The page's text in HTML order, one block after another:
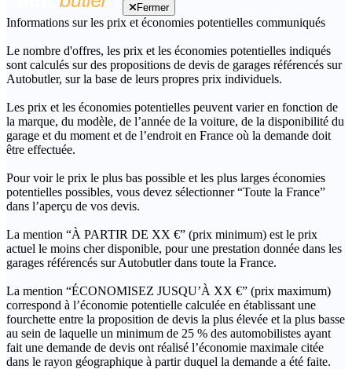
Fermer
Informations sur les prix et économies potentielles communiqués
Le nombre d'offres, les prix et les économies potentielles indiqués
sont calculés sur des propositions de devis de garages référencés sur
Autobutler, sur la base de leurs propres prix individuels.
Les prix et les économies potentielles peuvent varier en fonction de
la marque, du modèle, de l’année de la voiture, de la disponibilité du
garage et du moment et de l’endroit en France où la demande doit
être effectuée.
Pour voir le prix le plus bas possible et les plus larges économies
potentielles possibles, vous devez sélectionner “Toute la France”
dans l’aperçu de vos devis.
La mention “À PARTIR DE XX €” (prix minimum) est le prix
actuel le moins cher disponible, pour une prestation donnée dans les
garages référencés sur Autobutler dans toute la France.
La mention “ÉCONOMISEZ JUSQU’À XX €” (prix maximum)
correspond à l’économie potentielle calculée en établissant une
fourchette entre la proposition de devis la plus élevée et la plus basse
au sein de laquelle un minimum de 25 % des automobilistes ayant
fait une demande de devis ont réalisé l’économie maximale citée
dans le rayon géographique à partir duquel la demande a été faite.